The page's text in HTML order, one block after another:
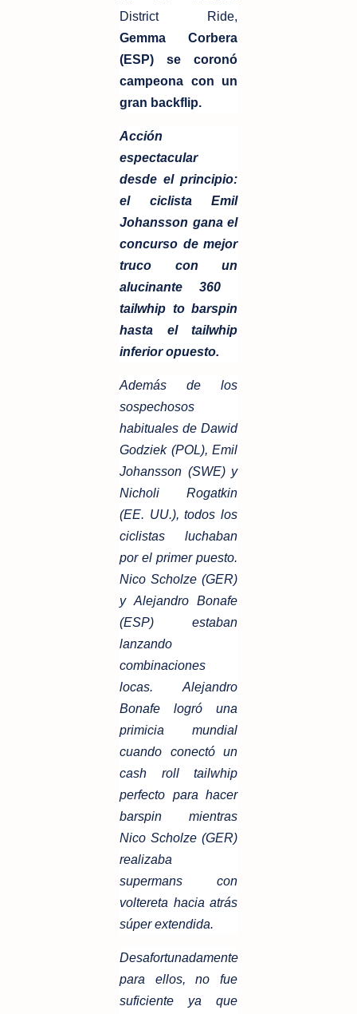
District Ride,
Gemma Corbera
(ESP) se coronó
campeona con un
gran backflip.
Acción
espectacular
desde el principio:
el ciclista Emil
Johansson gana el
concurso de mejor
truco con un
alucinante 360 ​​
tailwhip to barspin
hasta el tailwhip
inferior opuesto.
Además de los
sospechosos
habituales de Dawid
Godziek (POL), Emil
Johansson (SWE) y
Nicholi Rogatkin
(EE. UU.), todos los
ciclistas luchaban
por el primer puesto.
Nico Scholze (GER)
y Alejandro Bonafe
(ESP) estaban
lanzando
combinaciones
locas. Alejandro
Bonafe logró una
primicia mundial
cuando conectó un
cash roll tailwhip
perfecto para hacer
barspin mientras
Nico Scholze (GER)
realizaba
supermans con
voltereta hacia atrás
súper extendida.
Desafortunadamente
para ellos, no fue
suficiente ya que